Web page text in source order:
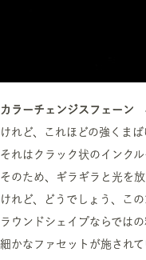
カラーチェンジスフェー
けれど、これほどの強くま
それはクラック状のインク
そのため、ギラギラと光を
けれど、どうでしょう、この
ラウンドシェイプならでは
細かなファセットが施され